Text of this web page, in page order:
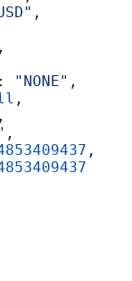
,
,
: "NONE" ,
,
,
,
,